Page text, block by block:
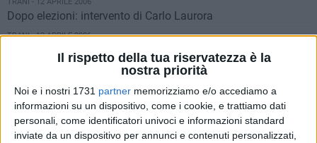
Il rispetto della tua riservatezza è la
nostra priorità
Noi e i nostri 1731 partner memorizziamo e/o accediamo a
informazioni su un dispositivo, come i cookie, e trattiamo dati
personali, come identificatori univoci e informazioni standard
inviate da un dispositivo per annunci e contenuti personalizzati,
Dopo elezioni: intervento di Carlo Laurora
TRANI - 12 APRILE 2006
Dopo elezioni: il commendo dei DS
TRANI - 11 APRILE 2006
Risultati liste a Trani per la Camera dei Deputati
TRANI - 11 APRILE 2006